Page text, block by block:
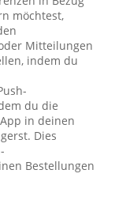
möchtest,
Mitteilungen
indem du
du die
in deinen
Dies
Bestellungen